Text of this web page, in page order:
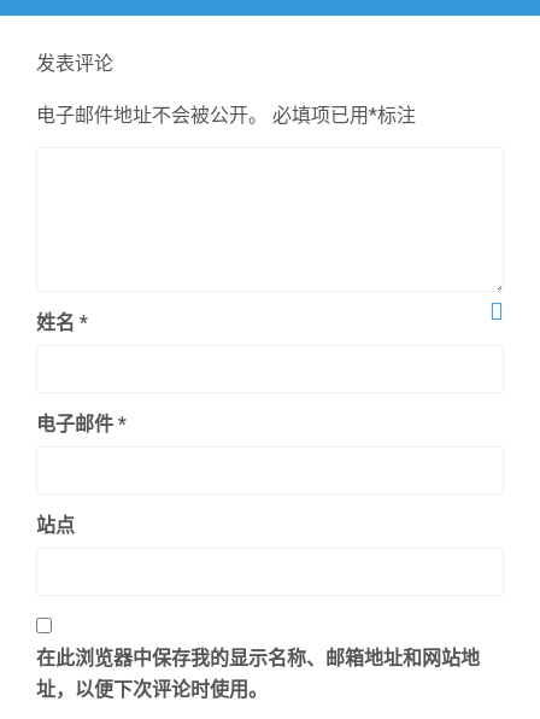
文
章：
发表评论
电子邮件地址不会被公开。 必填项已用*标注
姓名 *
电子邮件 *
站点
在此浏览器中保存我的显示名称、邮箱地址和网站地
址，以便下次评论时使用。